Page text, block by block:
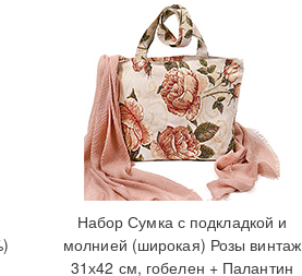
Набор Сумка с подкладкой и
молнией (широкая) Розы винтаж
31х42 см, гобелен + Палантин